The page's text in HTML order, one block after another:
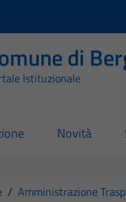
di
Istituzionale
Novità
/ Amministrazione